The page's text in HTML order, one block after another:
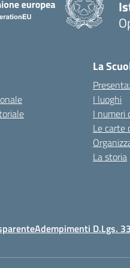
La
I luoghi
I numeri
Le carte
La storia
Adempimenti D.Lgs.